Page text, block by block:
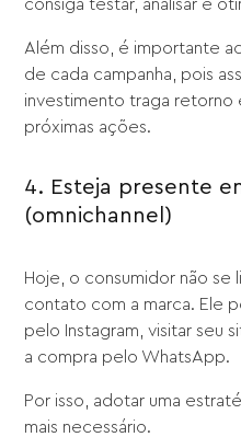
consiga testar, analisar e
Além disso, é importante
de cada campanha, pois
investimento traga retorno
próximas ações.
4. Esteja presente
(omnichannel)
Hoje, o consumidor não se
contato com a marca. Ele
pelo Instagram, visitar seu
a compra pelo WhatsApp.
Por isso, adotar uma
mais necessário.